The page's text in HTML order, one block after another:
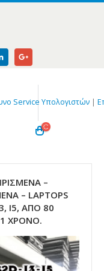
Service Υπολογιστών |
–
– LAPTOPS
I5, ΑΠΌ 80
ΧΡΌΝΟ.